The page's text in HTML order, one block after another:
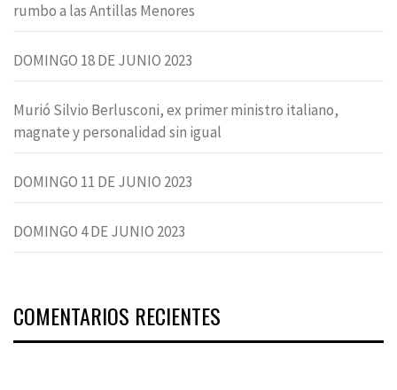
rumbo a las Antillas Menores
DOMINGO 18 DE JUNIO 2023
Murió Silvio Berlusconi, ex primer ministro italiano,
magnate y personalidad sin igual
DOMINGO 11 DE JUNIO 2023
DOMINGO 4 DE JUNIO 2023
COMENTARIOS RECIENTES